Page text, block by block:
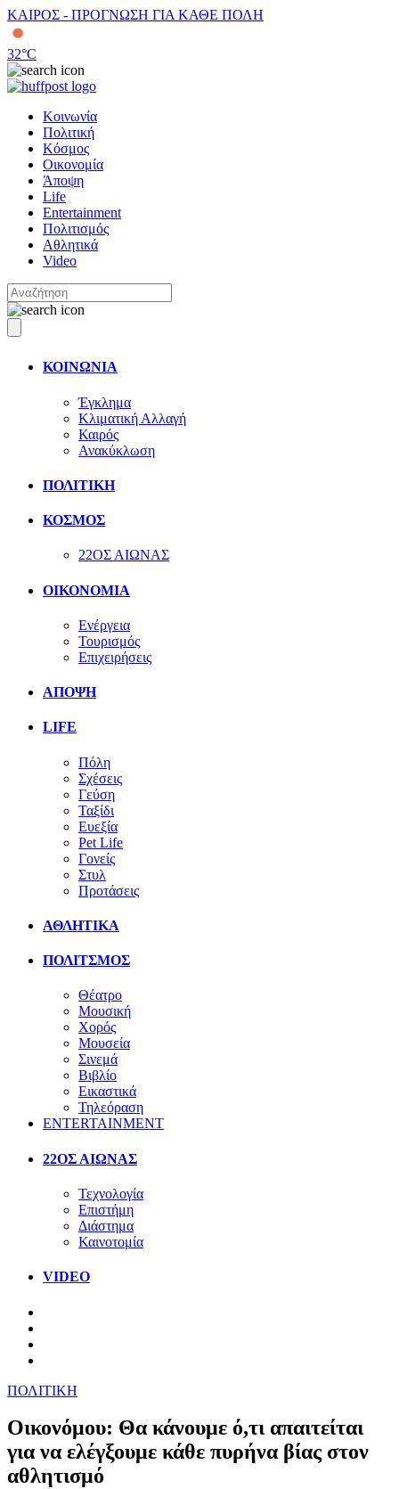
ΚΑΙΡΟΣ - ΠΡΟΓΝΩΣΗ ΓΙΑ ΚΑΘΕ ΠΟΛΗ
32°C
Κοινωνία
Πολιτική
Κόσμος
Οικονομία
Άποψη
Life
Entertainment
Πολιτισμός
Αθλητικά
Video
ΚΟΙΝΩΝΙΑ
Έγκλημα
Κλιματική Αλλαγή
Καιρός
Ανακύκλωση
ΠΟΛΙΤΙΚΗ
ΚΟΣΜΟΣ
22ΟΣ ΑΙΩΝΑΣ
ΟΙΚΟΝΟΜΙΑ
Ενέργεια
Τουρισμός
Επιχειρήσεις
ΑΠΟΨΗ
LIFE
Πόλη
Σχέσεις
Γεύση
Ταξίδι
Ευεξία
Pet Life
Γονείς
Στυλ
Προτάσεις
ΑΘΛΗΤΙΚΑ
ΠΟΛΙΤΣΜΟΣ
Θέατρο
Μουσική
Χορός
Μουσεία
Σινεμά
Βιβλίο
Εικαστικά
Τηλεόραση
ENTERTAINMENT
22ΟΣ ΑΙΩΝΑΣ
Τεχνολογία
Επιστήμη
Διάστημα
Καινοτομία
VIDEO
ΠΟΛΙΤΙΚΗ
Οικονόμου: Θα κάνουμε ό,τι απαιτείται
για να ελέγξουμε κάθε πυρήνα βίας στον
αθλητισμό